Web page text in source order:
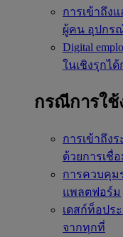
การเข้าถึง
ผู้คน อุปกร
Digital
ในเชิงรุกไ
กรณีการใช้
การเข้าถึงร
ด้วยการเชื่
การควบคุม
แพลตฟอร์ม
เดสก์ท็อปร
จากทุกที่